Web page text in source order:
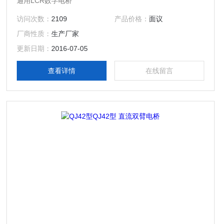
访问次数： 2109 产品价格： 面议
厂商性质：生产厂家
更新日期： 2016-07-05
查看详情 在线留言